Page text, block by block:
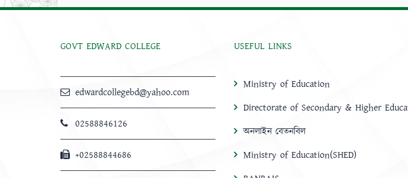
GOVT EDWARD COLLEGE
edwardcollegebd@yahoo.com
02588846126
+02588844686
USEFUL LINKS
Ministry of Education
Directorate of Secondary & Higher
অনলাইন বেতনবিল
Ministry of Education(SHED)